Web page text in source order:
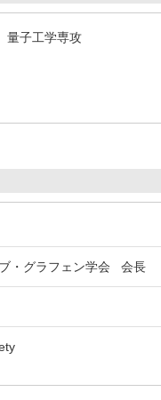
子工学専攻
・グラフェン学会 会長